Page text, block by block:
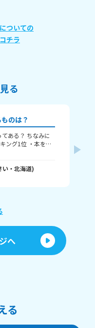
ついての
チラ
る
のは？
ある？ ちなみに
ング1位 ・本を読
嬉しいです！ じ
い・ 北海道)
へ
る